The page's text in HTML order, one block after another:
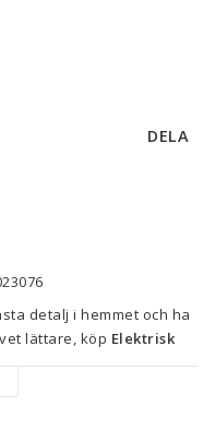
DELA
detalj i hemmet och ha
lättare, köp Elektrisk
Svart till bästa pris.